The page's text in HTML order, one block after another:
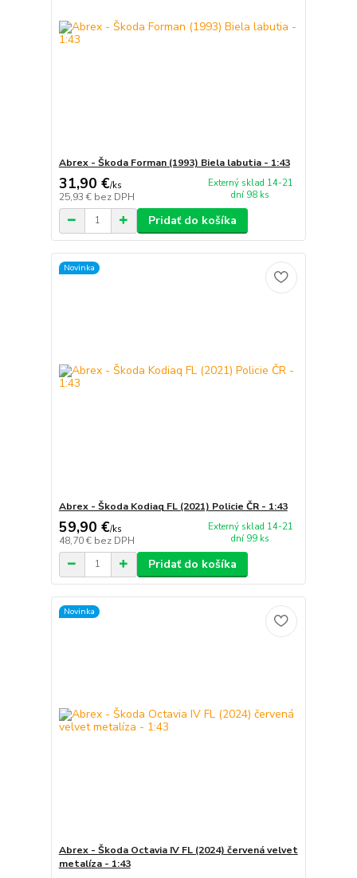
Abrex - Škoda Forman (1993) Biela labutia - 1:43
31,90 €/ks
25,93 € bez DPH
Externý sklad 14-21
dní 98 ks
Pridať do košíka
Novinka
Abrex - Škoda Kodiaq FL (2021) Policie ČR - 1:43
59,90 €/ks
48,70 € bez DPH
Externý sklad 14-21
dní 99 ks
Pridať do košíka
Novinka
Abrex - Škoda Octavia IV FL (2024) červená velvet
metalíza - 1:43